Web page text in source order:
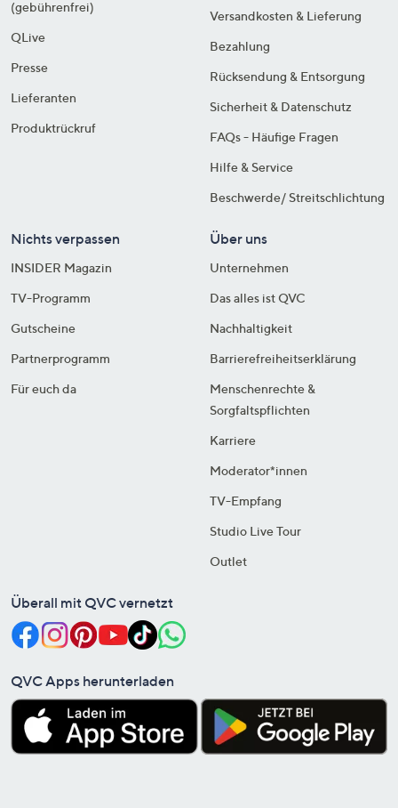
(gebührenfrei)
QLive
Presse
Lieferanten
Produktrückruf
Versandkosten & Lieferung
Bezahlung
Rücksendung & Entsorgung
Sicherheit & Datenschutz
FAQs - Häufige Fragen
Hilfe & Service
Beschwerde/ Streitschlichtung
Nichts verpassen
INSIDER Magazin
TV-Programm
Gutscheine
Partnerprogramm
Für euch da
Über uns
Unternehmen
Das alles ist QVC
Nachhaltigkeit
Barrierefreiheitserklärung
Menschenrechte &
Sorgfaltspflichten
Karriere
Moderator*innen
TV-Empfang
Studio Live Tour
Outlet
Überall mit QVC vernetzt
QVC Apps herunterladen